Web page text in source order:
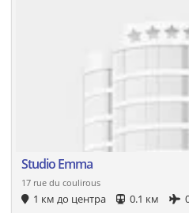
Studio Emma
17 rue du coulirous
1 км до центра 0.1 км